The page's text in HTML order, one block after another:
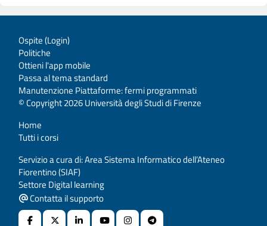
Ospite (Login)
Politiche
Ottieni l'app mobile
Passa al tema standard
Manutenzione Piattaforme: fermi programmati
© Copyright 2026 Università degli Studi di Firenze
Home
Tutti i corsi
Servizio a cura di: Area Sistema Informatico dell’Ateneo
Fiorentino (SIAF)
Settore Digital learning
Contatta il supporto